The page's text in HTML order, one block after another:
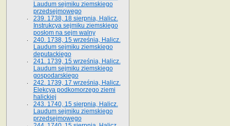
Laudum sejmiku ziemskiego
przedsejmowego
239. 1738, 18 sierpnia, Halicz.
Instrukcya sejmiku ziemskiego
posłom na sejm walny
240. 1738, 15 września, Halicz.
Laudum sejmiku ziemskiego
deputackiego
241. 1739, 15 września, Halicz.
Laudum sejmiku ziemskiego
gospodarskiego
242. 1739, 17 września, Halicz.
Elekcya podkomorzego ziemi
halickiej
243. 1740, 15 sierpnia, Halicz.
Laudum sejmiku ziemskiego
przedsejmowego